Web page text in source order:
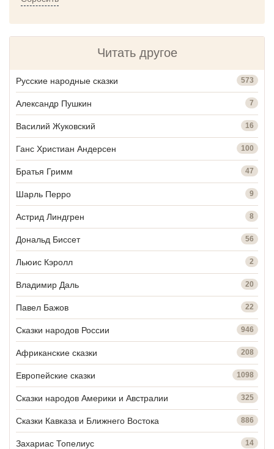
Читать другое
Русские народные сказки 573
Александр Пушкин 7
Василий Жуковский 16
Ганс Христиан Андерсен 100
Братья Гримм 47
Шарль Перро 9
Астрид Линдгрен 8
Дональд Биссет 56
Льюис Кэролл 2
Владимир Даль 20
Павел Бажов 22
Сказки народов России 946
Африканские сказки 208
Европейские сказки 1098
Сказки народов Америки и Австралии 325
Сказки Кавказа и Ближнего Востока 886
Захариас Топелиус 14